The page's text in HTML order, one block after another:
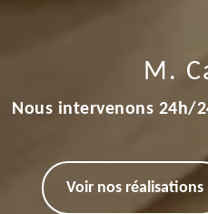
M.
Nous intervenons 24h/
Voir nos réalisations